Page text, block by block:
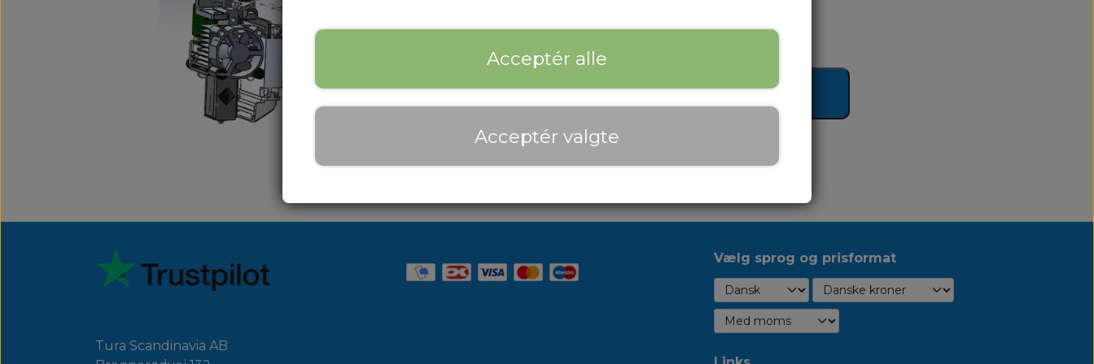
Forventet leveringstid:Bestillingsvarer, leveringstid 4-6 uger
− + Tilføj til kurv
Tura Scandinavia AB
Vælg sprog og prisformat
Acceptér alle
Acceptér valgte